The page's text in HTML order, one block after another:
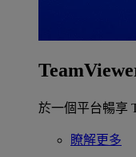
於一個平台暢享
瞭解更多